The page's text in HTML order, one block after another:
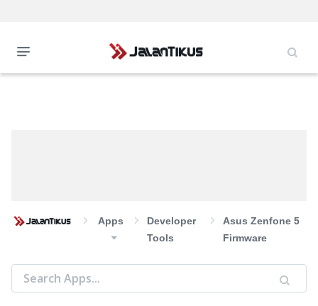
Apps
Developer
Tools
Asus Zenfone 5
Firmware